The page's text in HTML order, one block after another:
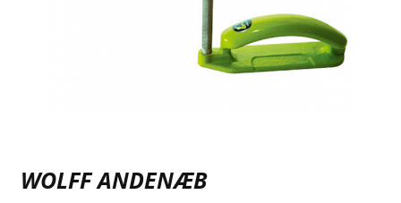
WOLFF ANDENÆB